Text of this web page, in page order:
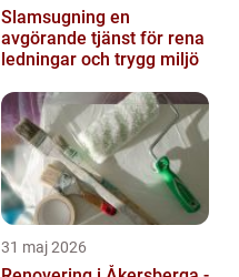
Slamsugning en
avgörande tjänst för rena
ledningar och trygg miljö
31 maj 2026